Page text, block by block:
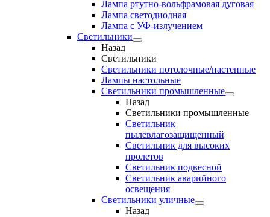
Лампа ртутно-вольфрамовая дуговая
Лампа светодиодная
Лампа с УФ-излучением
Светильники
Назад
Светильники
Светильники потолочные/настенные
Лампы настольные
Светильники промышленные
Назад
Светильники промышленные
Светильник
пылевлагозащищенный
Светильник для высоких
пролетов
Светильник подвесной
Светильник аварийного
освещения
Светильники уличные
Назад